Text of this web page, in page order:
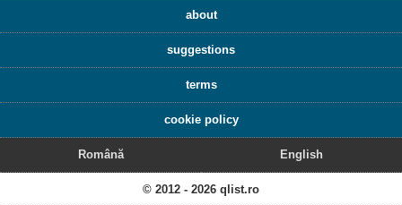
about
suggestions
terms
cookie policy
Română English
© 2012 - 2026 qlist.ro